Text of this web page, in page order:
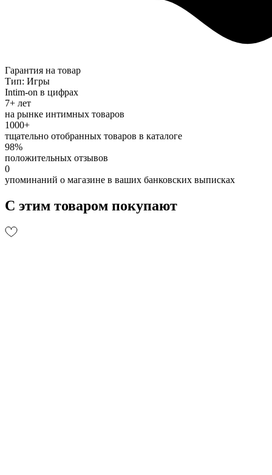
Гарантия на товар
Тип: Игры
Intim-on в цифрах
7+ лет
на рынке интимных товаров
1000+
тщательно отобранных товаров в каталоге
98%
положительных отзывов
0
упоминаний о магазине в ваших банковских выписках
С этим товаром покупают